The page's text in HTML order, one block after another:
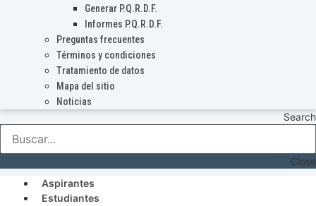
Generar P.Q.R.D.F.
Informes P.Q.R.D.F.
Preguntas frecuentes
Términos y condiciones
Tratamiento de datos
Mapa del sitio
Noticias
Search
Close
Aspirantes
Estudiantes